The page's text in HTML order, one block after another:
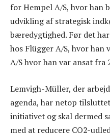
for Hempel A/S, hvor han
udvikling af strategisk
bæredygtighed. Før det
hos Flügger A/S, hvor han
A/S hvor han var ansat fra
Lemvigh-Müller, der
agenda, har netop
initiativet og skal dermed
med at reducere CO2-